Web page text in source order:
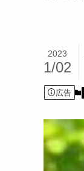
2023
1/02
広告